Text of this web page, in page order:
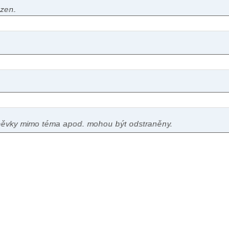
mimo téma apod. mohou být odstraněny.